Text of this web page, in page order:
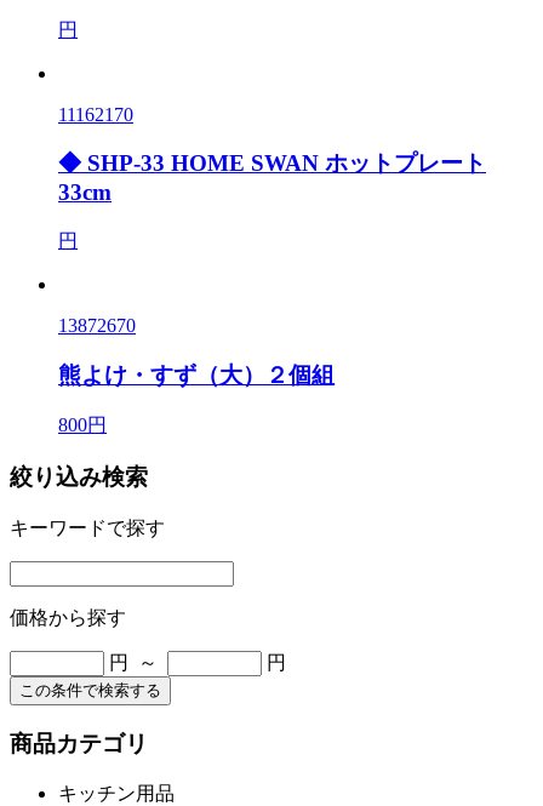
円
11162170
◆ SHP-33 HOME SWAN ホットプレート
33cm
円
13872670
熊よけ・すず（大）２個組
800円
絞り込み検索
キーワードで探す
価格から探す
円 ～ 円
この条件で検索する
商品カテゴリ
キッチン用品